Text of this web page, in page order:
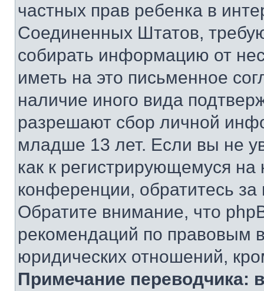
частных прав ребенка в
Соединенных Штатов,
собирать информацию от
иметь на это письменное
наличие иного вида
разрешают сбор личной
младше 13 лет. Если вы не
как к регистрирующемуся
конференции, обратитесь
Обратите внимание, что
рекомендаций по правовым
юридических отношений,
Примечание переводчика: